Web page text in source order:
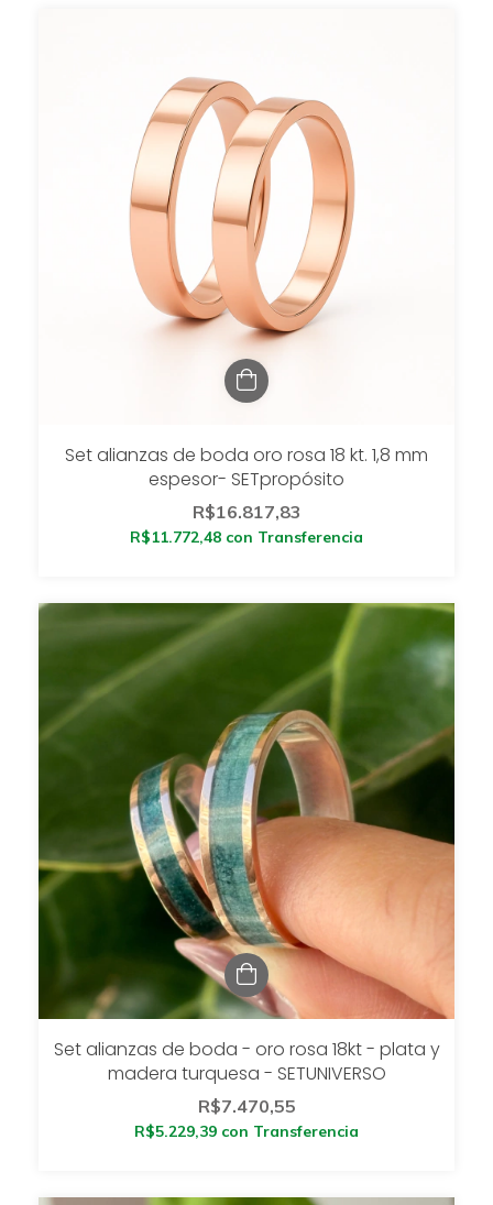
Set alianzas de boda oro rosa 18 kt. 1,8 mm
espesor- SETpropósito
R$16.817,83
R$11.772,48 con Transferencia
Set alianzas de boda - oro rosa 18kt - plata y
madera turquesa - SETUNIVERSO
R$7.470,55
R$5.229,39 con Transferencia